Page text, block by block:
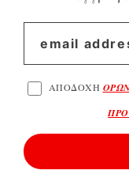
ΑΠΟΔΟΧΗ